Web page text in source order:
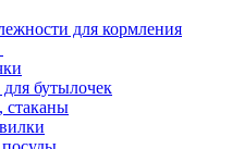
для кормления
бутылочек